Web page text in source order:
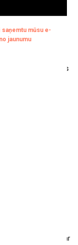
kuru mans tēvs
daudzi
tēvs izlēma, ka
gūstot
šis darbs
nozīmīgi gan visas
Piemēram,
– tas nekad
jo tie atgādina
kopābūšanu ar
savas bērnības,
ģēnijiem?
darbiem, ne tikai
Spēt iekļūt
to, ko viņš domā par